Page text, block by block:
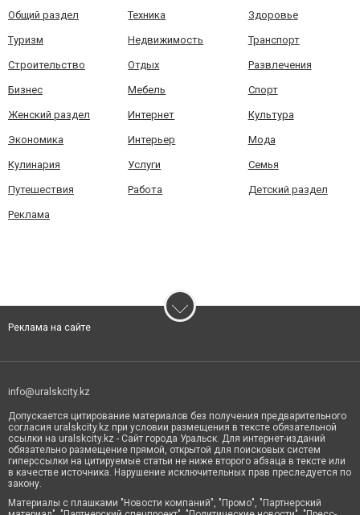
Общий раздел Техника Здоровье
Туризм Недвижимость Транспорт
Строительство Отдых Развлечения
Бизнес Мебель Спорт
Женский раздел Интернет Культура
Экономика Интерьер Мода
Кулинария Услуги Семья
Путешествия Работа Детский раздел
Реклама
Реклама на сайте
info@uralskcity.kz
Допускается цитирование материалов без получения предварительного
согласия uralskcity.kz при условии размещения в тексте обязательной
ссылки на uralskcity.kz - Сайт города Уральск. Для интернет-изданий
обязательно размещение прямой, открытой для поисковых систем
гиперссылки на цитируемые статьи не ниже второго абзаца в тексте или
в качестве источника. Нарушение исключительных прав преследуется по
закону.
Материалы с плашками "Новости компаний", "Промо", "Партнерский